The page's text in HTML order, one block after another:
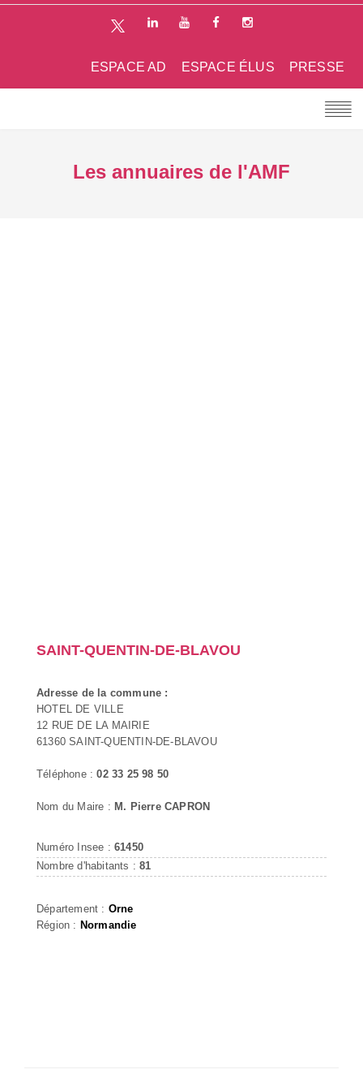
PRESSE
ESPACE ÉLUS
ESPACE AD
Les annuaires de l'AMF
SAINT-QUENTIN-DE-BLAVOU
Adresse de la commune :
HOTEL DE VILLE
12 RUE DE LA MAIRIE
61360 SAINT-QUENTIN-DE-BLAVOU
Téléphone :02 33 25 98 50
Nom du Maire : M. Pierre CAPRON
Numéro Insee : 61450
Nombre d'habitants :81
Département : Orne
Région : Normandie